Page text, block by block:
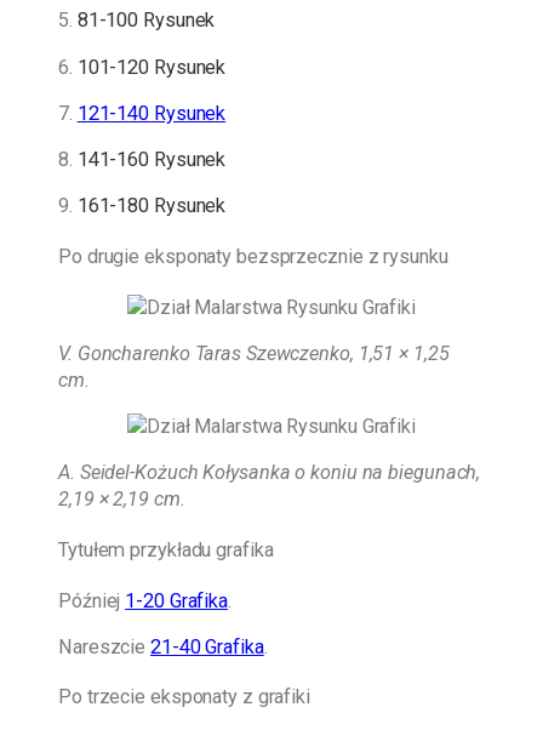
5. 81-100 Rysunek
6. 101-120 Rysunek
7. 121-140 Rysunek
8. 141-160 Rysunek
9. 161-180 Rysunek
Po drugie eksponaty bezsprzecznie z rysunku
V. Goncharenko Taras Szewczenko, 1,51 × 1,25
cm.
A. Seidel-Kożuch Kołysanka o koniu na biegunach,
2,19 × 2,19 cm.
Tytułem przykładu grafika
Później 1-20 Grafika
Nareszcie21-40 Grafika.
Po trzecie eksponaty z grafiki